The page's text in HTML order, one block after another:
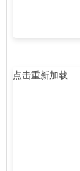
点击重新加载